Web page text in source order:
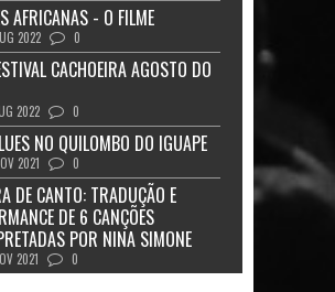
AFRICANAS - O FILME
2022 0
CACHOEIRA AGOSTO DO
2022 0
NO QUILOMBO DO IGUAPE
2021 0
DE CANTO: TRADUÇÃO E
DE 6 CANÇÕES
POR NINA SIMONE
2021 0